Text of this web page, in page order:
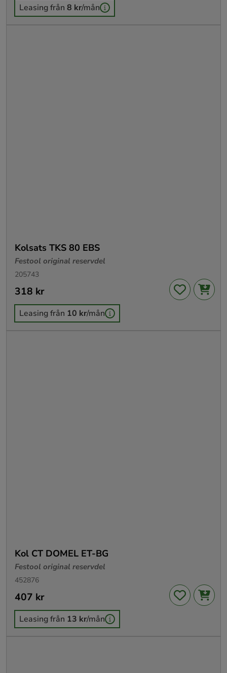
Leasing från 8 kr/mån
Kolsats TKS 80 EBS
Festool original reservdel
205743
Pris: 318 kr
318 kr
Leasing från 10 kr/mån
Kol CT DOMEL ET-BG
Festool original reservdel
452876
Pris: 407 kr
407 kr
Leasing från 13 kr/mån